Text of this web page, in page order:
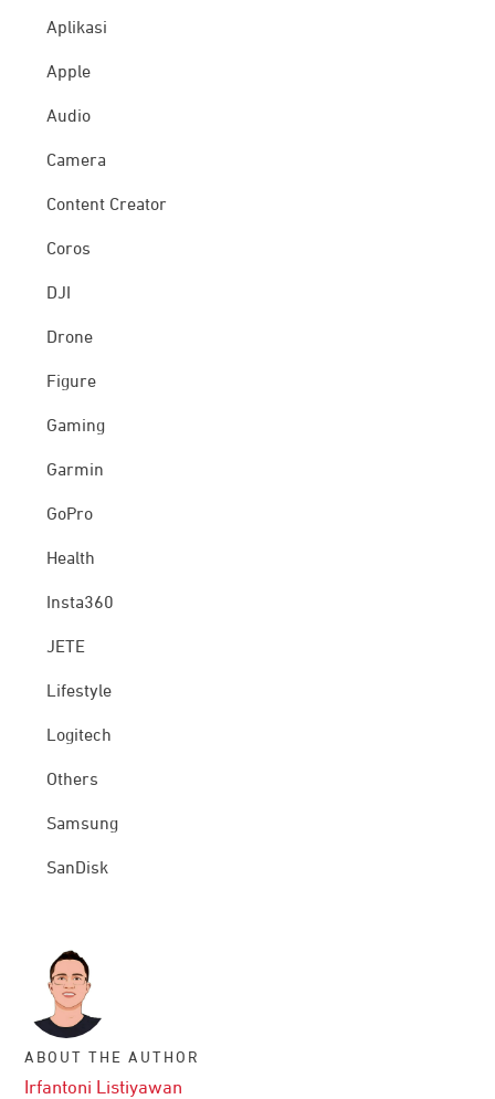
Aplikasi
Apple
Audio
Camera
Content Creator
Coros
DJI
Drone
Figure
Gaming
Garmin
GoPro
Health
Insta360
JETE
Lifestyle
Logitech
Others
Samsung
SanDisk
ABOUT THE AUTHOR
Irfantoni Listiyawan